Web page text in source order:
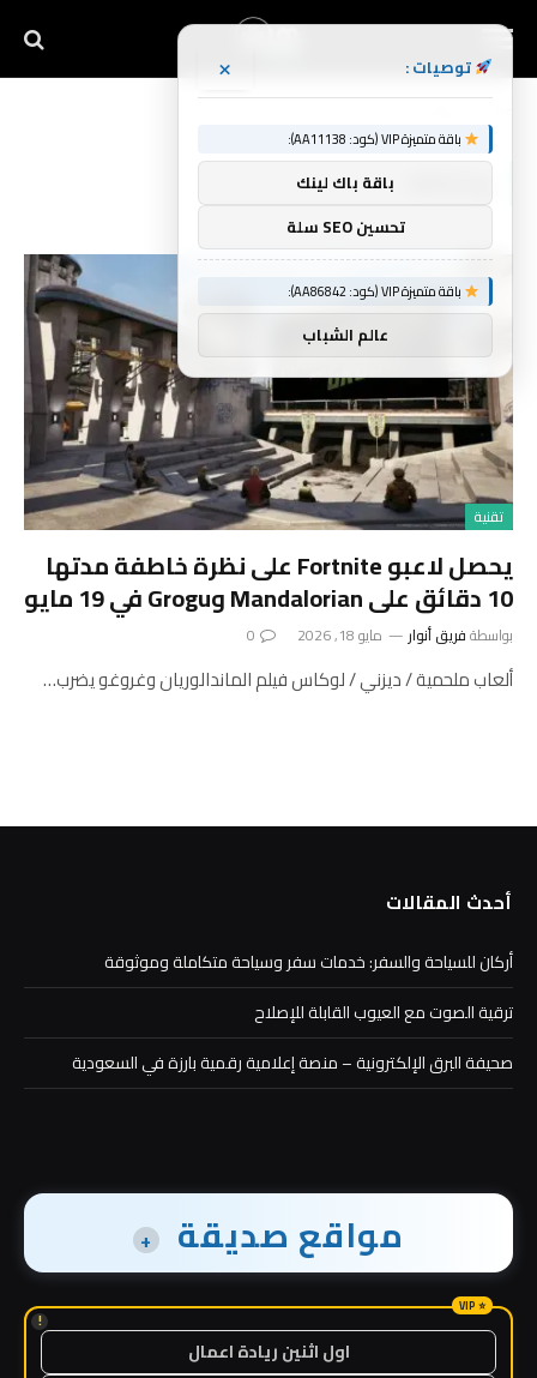
تقنية
يحصل لاعبو Fortnite على نظرة خاطفة مدتها
10 دقائق على Mandalorian وGrogu في 19 مايو
بواسطةفريق أنوار مايو 18, 2026 0
ألعاب ملحمية / ديزني / لوكاس فيلم الماندالوريان وغروغو يضرب…
أحدث المقالات
أركان للسياحة والسفر: خدمات سفر وسياحة متكاملة وموثوقة
ترقية الصوت مع العيوب القابلة للإصلاح
صحيفة البرق الإلكترونية – منصة إعلامية رقمية بارزة في السعودية
مواقع صديقة +
!
اول اثنين ريادة اعمال
توصيات : ×
باقة متميزة VIP (كود: AA11138):
باقة باك لينك
تحسين SEO سلة
باقة متميزة VIP (كود: AA86842):
عالم الشباب